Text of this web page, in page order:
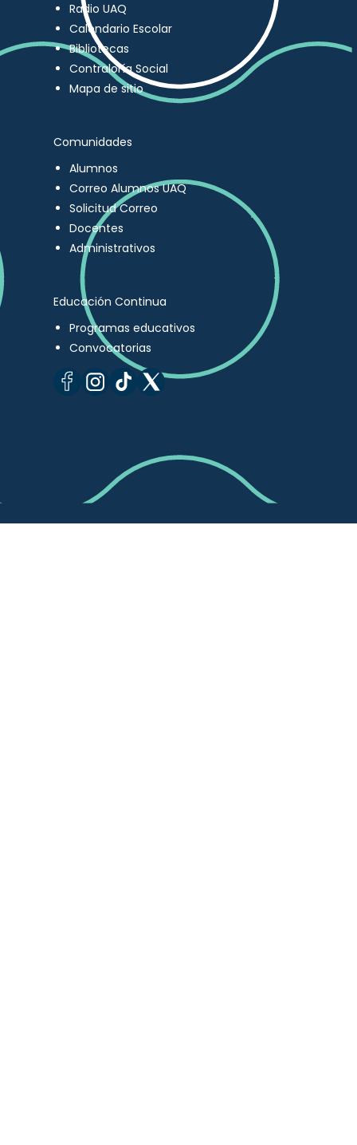
Radio UAQ
Calendario Escolar
Bibliotecas
Contraloría Social
Mapa de sitio
Comunidades
Alumnos
Correo Alumnos UAQ
Solicitud Correo
Docentes
Administrativos
Educación Continua
Programas educativos
Convocatorias